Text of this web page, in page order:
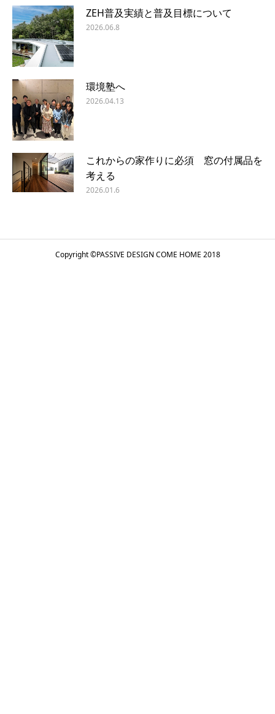
ZEH普及実績と普及目標について
2026.06.8
環境塾へ
2026.04.13
これからの家作りに必須 窓の付属品を
考える
2026.01.6
Copyright ©PASSIVE DESIGN COME HOME 2018